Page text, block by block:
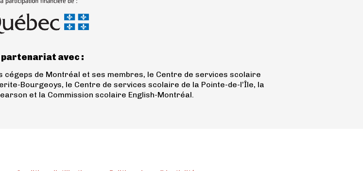
partenariat avec :
cégeps de Montréal et ses membres, le Centre de services scolaire
Bourgeoys, le Centre de services scolaire de la Pointe-de-l’Île, la
et la Commission scolaire English-Montréal.